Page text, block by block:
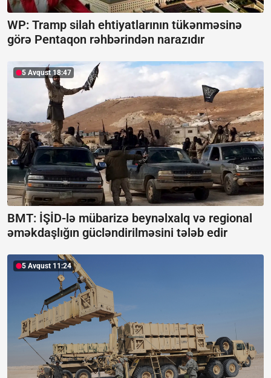
WP: Tramp silah ehtiyatlarının tükənməsinə
görə Pentaqon rəhbərindən narazıdır
5 Avqust 18:47
BMT: İŞİD-lə mübarizə beynəlxalq və regional
əməkdaşlığın gücləndirilməsini tələb edir
5 Avqust 11:24